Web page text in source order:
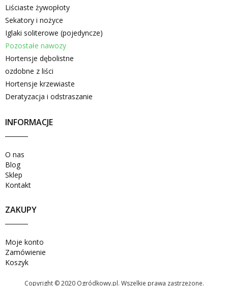
Liściaste żywopłoty
Sekatory i nożyce
Iglaki soliterowe (pojedyncze)
Pozostałe nawozy
Hortensje dębolistne
ozdobne z liści
Hortensje krzewiaste
Deratyzacja i odstraszanie
INFORMACJE
O nas
Blog
Sklep
Kontakt
ZAKUPY
Moje konto
Zamówienie
Koszyk
Copyright © 2020 Ogródkowy.pl. Wszelkie prawa zastrzeżone.